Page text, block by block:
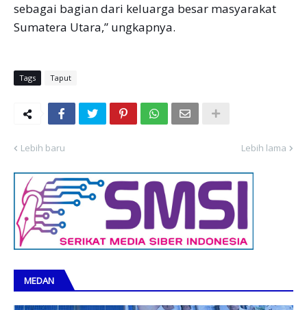
sebagai bagian dari keluarga besar masyarakat
Sumatera Utara,” ungkapnya.
Tags Taput
Lebih baru Lebih lama
MEDAN